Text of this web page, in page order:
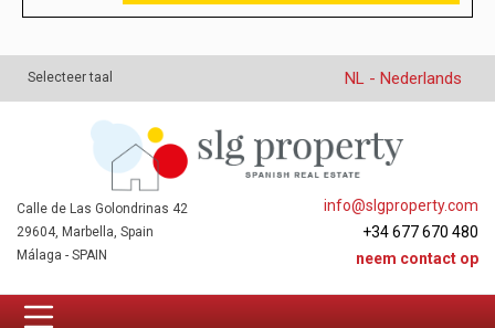
Selecteer taal NL - Nederlands
info@slgproperty.com
+34 677 670 480
neem contact op
Calle de Las Golondrinas 42
29604, Marbella, Spain
Málaga - SPAIN